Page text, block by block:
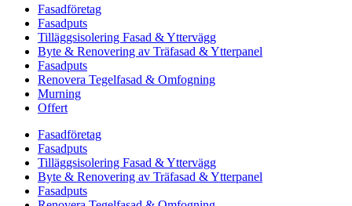
Fasadföretag
Fasadputs
Tilläggsisolering Fasad & Yttervägg
Byte & Renovering av Träfasad & Ytterpanel
Fasadputs
Renovera Tegelfasad & Omfogning
Murning
Offert
Fasadföretag
Fasadputs
Tilläggsisolering Fasad & Yttervägg
Byte & Renovering av Träfasad & Ytterpanel
Fasadputs